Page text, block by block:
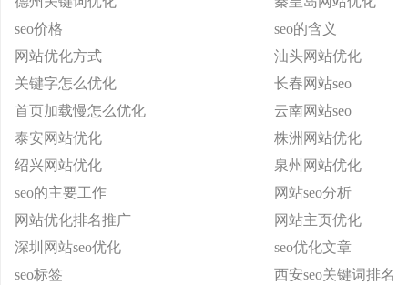
seo价格
seo的含义
网站优化方式
汕头网站优化
关键字怎么优化
长春网站seo
首页加载慢怎么优化
云南网站seo
泰安网站优化
株洲网站优化
绍兴网站优化
泉州网站优化
seo的主要工作
网站seo分析
网站优化排名推广
网站主页优化
深圳网站seo优化
seo优化文章
seo标签
西安seo关键词排名